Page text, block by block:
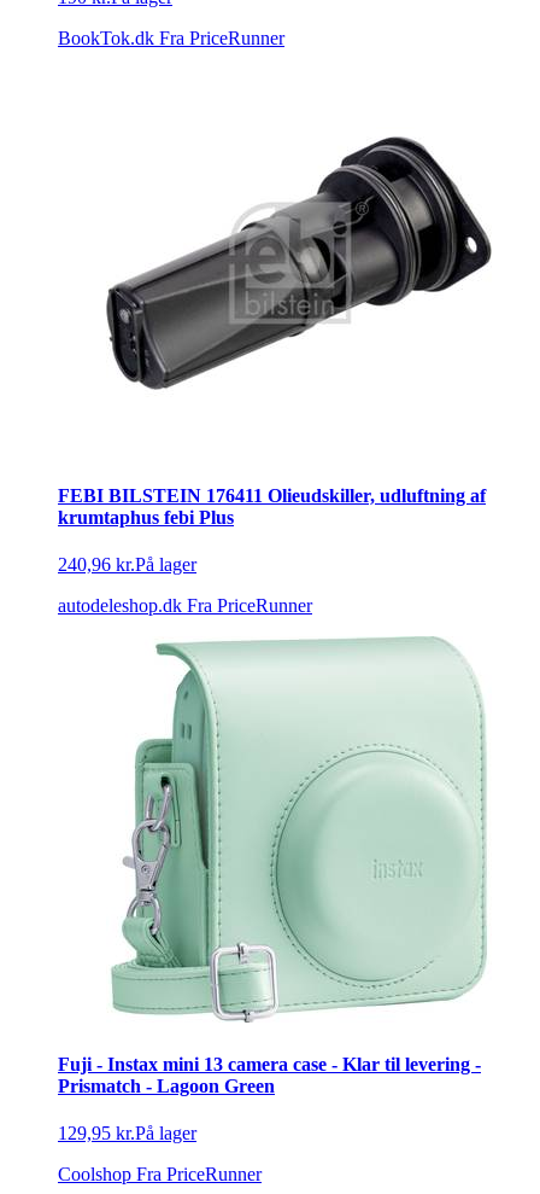
BookTok.dk Fra PriceRunner
FEBI BILSTEIN 176411 Olieudskiller, udluftning af
krumtaphus febi Plus
240,96 kr.På lager
autodeleshop.dk Fra PriceRunner
Fuji - Instax mini 13 camera case - Klar til levering -
Prismatch - Lagoon Green
129,95 kr.På lager
Coolshop Fra PriceRunner